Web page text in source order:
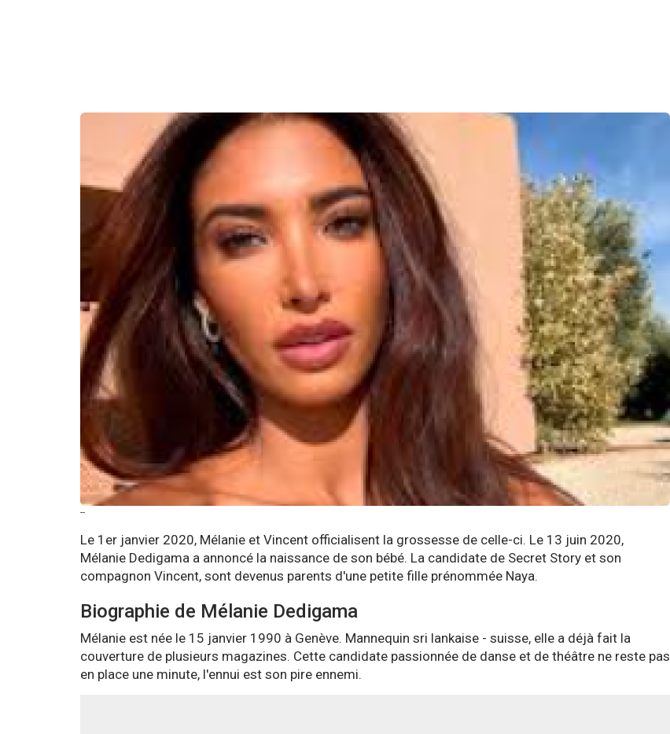
--
Le 1er janvier 2020, Mélanie et Vincent officialisent la grossesse de celle-ci. Le 13 juin 2020,
Mélanie Dedigama a annoncé la naissance de son bébé. La candidate de Secret Story et son
compagnon Vincent, sont devenus parents d'une petite fille prénommée Naya.
Biographie de Mélanie Dedigama
Mélanie est née le 15 janvier 1990 à Genève. Mannequin sri lankaise - suisse, elle a déjà fait la
couverture de plusieurs magazines. Cette candidate passionnée de danse et de théâtre ne reste pas
en place une minute, l'ennui est son pire ennemi.